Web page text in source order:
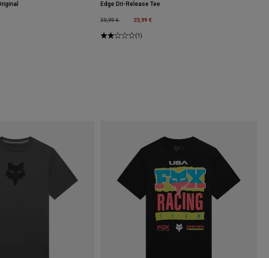
Edge Dri-Release Tee
Price reduced from
39,99 €to 23,99 €
(1)